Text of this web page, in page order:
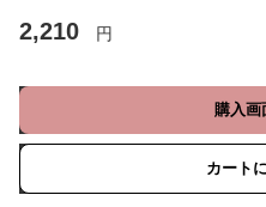
2,210 円
購入画
カート